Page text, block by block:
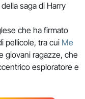
saga di Harry
che ha firmato
pellicole, tra cui Me
giovani ragazze, che
esploratore e